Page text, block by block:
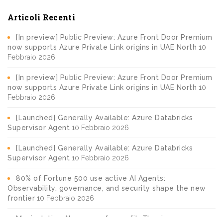
Articoli Recenti
[In preview] Public Preview: Azure Front Door Premium
now supports Azure Private Link origins in UAE North 10
Febbraio 2026
[In preview] Public Preview: Azure Front Door Premium
now supports Azure Private Link origins in UAE North 10
Febbraio 2026
[Launched] Generally Available: Azure Databricks
Supervisor Agent 10 Febbraio 2026
[Launched] Generally Available: Azure Databricks
Supervisor Agent 10 Febbraio 2026
80% of Fortune 500 use active AI Agents:
Observability, governance, and security shape the new
frontier 10 Febbraio 2026